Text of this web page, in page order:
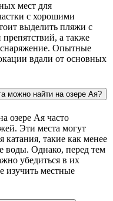
мест для
с хорошими
выделить пляжи с
а также
снаряжение. Опытные
вдали от основных
можно найти на озере Ая?
озере Ая часто
Эти места могут
катания, такие как менее
воды. Однако, перед тем
убедиться в их
изучить местные